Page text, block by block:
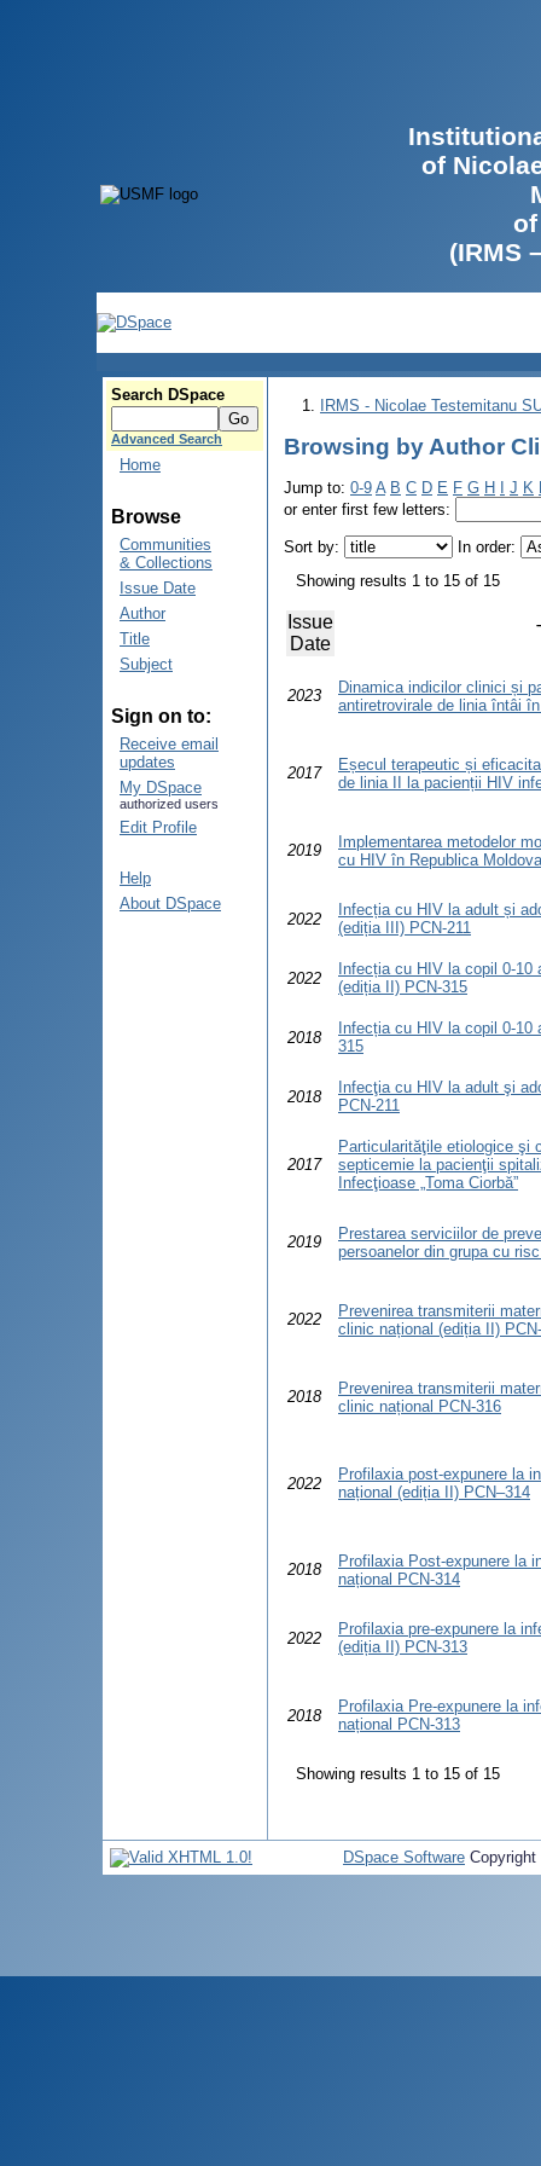
of
(IRMS
Search DSpace
Advanced Search
Home
Browse
Communities
& Collections
Issue Date
Author
Title
Subject
Sign on to:
Receive email
updates
My DSpace
authorized users
Edit Profile
Help
About DSpace
IRMS - Nicolae Testemitanu
Browsing by Author
Jump to: 0-9 A B C D E F G H J K
or enter first few letters:
Sort by:
In order:
Showing results 1 to 15 of 15
Issue
Date
2023
Dinamica indicilor clinici și
antiretrovirale de linia întâi
2017
Eșecul terapeutic și
de linia II la pacienții HIV
2019
Implementarea metodelor
cu HIV în Republica Moldova
2022
Infecția cu HIV la adult și
(ediția III) PCN-211
2022
Infecția cu HIV la copil 0-
(ediția II) PCN-315
2018
Infecția cu HIV la copil 0-
315
2018
Infecţia cu HIV la adult şi
PCN-211
2017
Particularităţile etiologice şi
septicemie la pacienţii
Infecţioase „Toma Ciorbă”
2019
Prestarea serviciilor de
persoanelor din grupa cu
2022
Prevenirea transmiterii
clinic național (ediția II)
2018
Prevenirea transmiterii
clinic național PCN-316
2022
Profilaxia post-expunere la
național (ediția II) PCN–314
2018
Profilaxia Post-expunere la
național PCN-314
2022
Profilaxia pre-expunere la
(ediția II) PCN-313
2018
Profilaxia Pre-expunere la
național PCN-313
Showing results 1 to 15 of 15
DSpace Software